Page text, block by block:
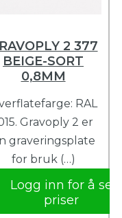
2 377
BEIGE-SORT
0,8MM
RAL
Gravoply 2 er
graveringsplate
for bruk (…)
Logg inn for å se
priser